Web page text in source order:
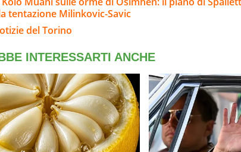
tentazione Milinkovic-Savic
del Torino